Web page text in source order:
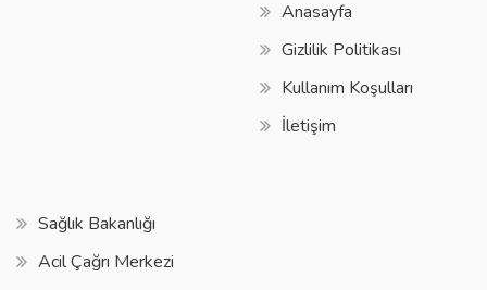
Anasayfa
Gizlilik Politikası
Kullanım Koşulları
İletişim
Sağlık Bakanlığı
Acil Çağrı Merkezi